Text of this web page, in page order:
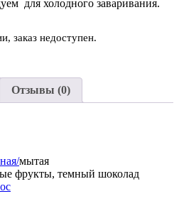
для холодного заваривания.
заказ недоступен.
Отзывы (0)
мытая
фрукты, темный шоколад